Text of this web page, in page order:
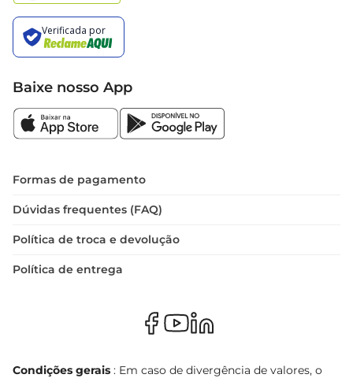
Baixe nosso App
Formas de pagamento
Dúvidas frequentes (FAQ)
Política de troca e devolução
Política de entrega
Condições gerais : Em caso de divergência de valores, o